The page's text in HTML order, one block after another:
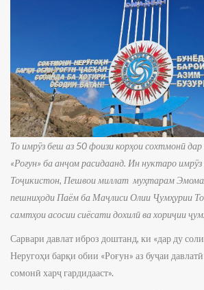
То имрӯз беш аз 50 фоизи корҳои сохтмонӣ
«Роғун» ба анҷом расидаанд. Ин нуктаро
Тоҷикистон, Пешвои миллат муҳтарам
пешниҳоди Паём ба Маҷлиси Олии Ҷумҳурии
самтҳои асосии сиёсати дохилӣ ва хориҷии
Сарвари давлат иброз доштанд, ки «дар ду
Неругоҳи барқи обии «Роғун» аз буҷаи
сомонӣ харҷ гардидааст».